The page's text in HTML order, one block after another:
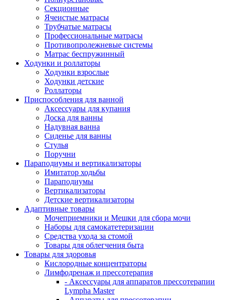
Секционные
Ячеистые матрасы
Трубчатые матрасы
Профессиональные матрасы
Противопролежневые системы
Матрас беспружинный
Ходунки и роллаторы
Ходунки взрослые
Ходунки детские
Роллаторы
Приспособления для ванной
Аксессуары для купания
Доска для ванны
Надувная ванна
Сиденье для ванны
Стулья
Поручни
Параподиумы и вертикализаторы
Имитатор ходьбы
Параподиумы
Вертикализаторы
Детские вертикализаторы
Адаптивные товары
Мочеприемники и Мешки для сбора мочи
Наборы для самокатетеризации
Средства ухода за стомой
Товары для облегчения быта
Товары для здоровья
Кислородные концентраторы
Лимфодренаж и прессотерапия
- Аксессуары для аппаратов прессотерапии
Lympha Master